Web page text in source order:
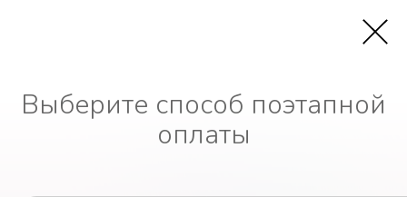
Выберите способ поэтапной
оплаты